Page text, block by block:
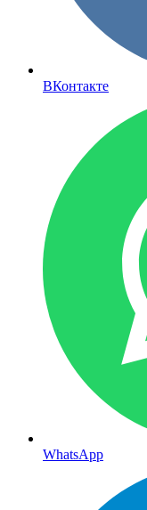
ВКонтакте
WhatsApp